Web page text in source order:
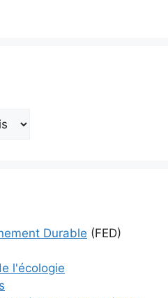
Durable (FED)
l'écologie